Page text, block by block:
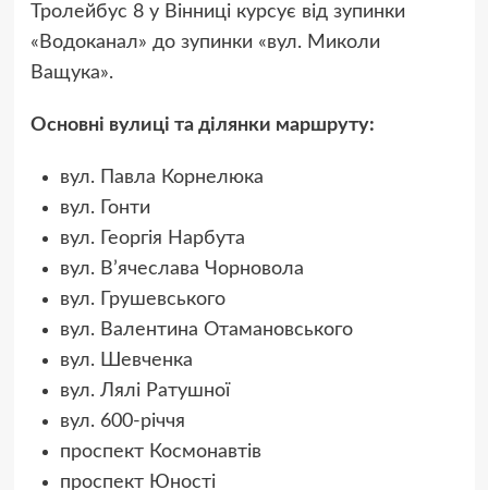
Тролейбус 8 у Вінниці курсує від зупинки
«Водоканал» до зупинки «вул. Миколи
Ващука».
Основні вулиці та ділянки маршруту:
вул. Павла Корнелюка
вул. Гонти
вул. Георгія Нарбута
вул. В’ячеслава Чорновола
вул. Грушевського
вул. Валентина Отамановського
вул. Шевченка
вул. Лялі Ратушної
вул. 600-річчя
проспект Космонавтів
проспект Юності